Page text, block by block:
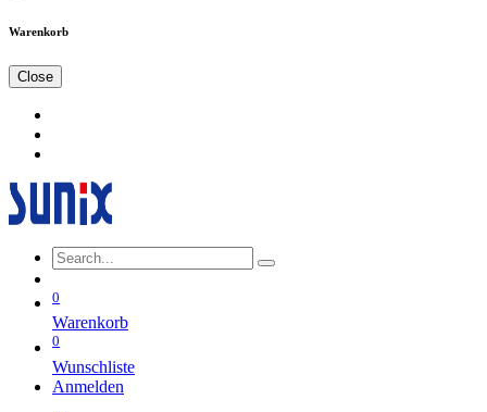
Warenkorb
Close
0
Warenkorb
0
Wunschliste
Anmelden